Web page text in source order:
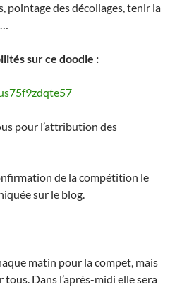
pointage des décollages, tenir la
sur ce doodle :
pour l’attribution des
de la compétition le
sur le blog.
matin pour la compet, mais
Dans l’après-midi elle sera